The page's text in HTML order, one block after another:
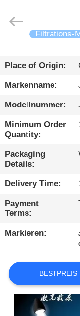
PRODUKTE
UNS
SIE
Co.,Ltd.
Filtrations-
Place of Origin:
Markenname:
Modellnummer:
Minimum Order
Quantity:
Packaging
Details:
Delivery Time:
Payment
Terms:
Markieren:
BESTPREIS